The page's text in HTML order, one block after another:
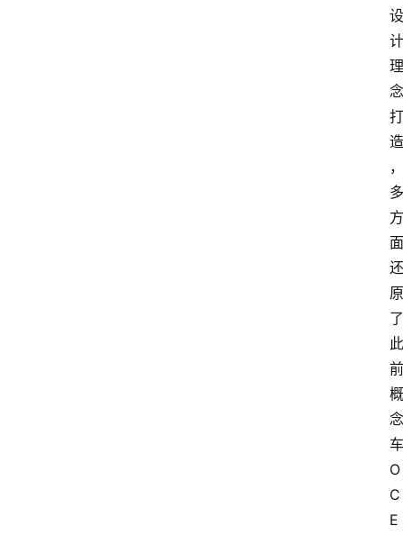
设
计
理
念
打
造
，
多
方
面
还
原
了
此
前
概
念
车
O
C
E